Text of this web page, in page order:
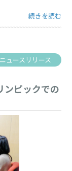
“最近の癒し
続きを読む
ニュースリリース
ンピックでの